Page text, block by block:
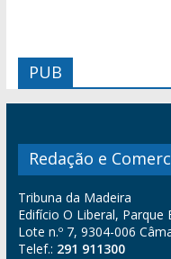
PUB
Redação e
Tribuna da Madeira
Edifício O Liberal, Parque
Lote n.º 7, 9304-006
Telef.: 291 911300